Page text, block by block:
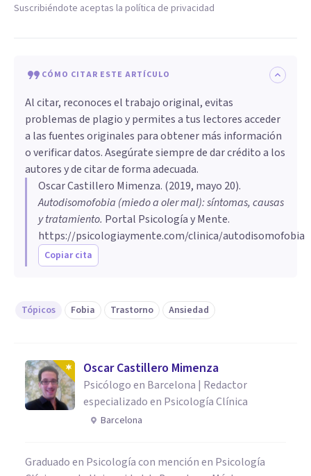
Suscribiéndote aceptas la política de privacidad
CÓMO CITAR ESTE ARTÍCULO
Al citar, reconoces el trabajo original, evitas
problemas de plagio y permites a tus lectores acceder
a las fuentes originales para obtener más información
o verificar datos. Asegúrate siempre de dar crédito a los
autores y de citar de forma adecuada.
Oscar Castillero Mimenza. (2019, mayo 20).
Autodisomofobia (miedo a oler mal): síntomas, causas
y tratamiento. Portal Psicología y Mente.
https://psicologiaymente.com/clinica/autodisomofobia
Copiar cita
Tópicos Fobia Trastorno Ansiedad
Oscar Castillero Mimenza
Psicólogo en Barcelona | Redactor
especializado en Psicología Clínica
Barcelona
Graduado en Psicología con mención en Psicología